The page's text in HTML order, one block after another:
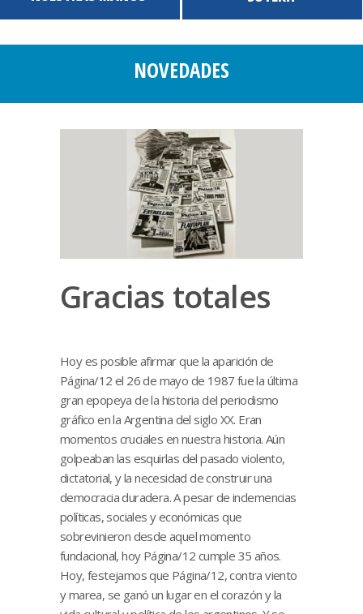
NOVEDADES
Gracias totales
Hoy es posible afirmar que la aparición de
Página/12 el 26 de mayo de 1987 fue la última
gran epopeya de la historia del periodismo
gráfico en la Argentina del siglo XX. Eran
momentos cruciales en nuestra historia. Aún
golpeaban las esquirlas del pasado violento,
dictatorial, y la necesidad de construir una
democracia duradera. A pesar de inclemencias
políticas, sociales y económicas que
sobrevinieron desde aquel momento
fundacional, hoy Página/12 cumple 35 años.
Hoy, festejamos que Página/12, contra viento
y marea, se ganó un lugar en el corazón y la